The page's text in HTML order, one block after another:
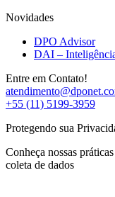
Novidades
DPO Advisor
DAI –
Entre em Contato!
+55 (11) 5199-3959
Protegendo sua
Conheça nossas
coleta de dados